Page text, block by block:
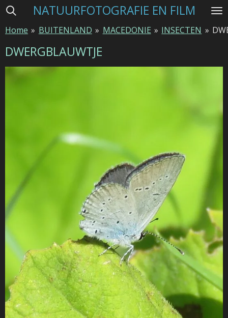
Ga
naar
de
NATUURFOTOGRAFIE EN FILM
Home » BUITENLAND » MACEDONIE » INSECTEN »
DWERGBLAUWTJE